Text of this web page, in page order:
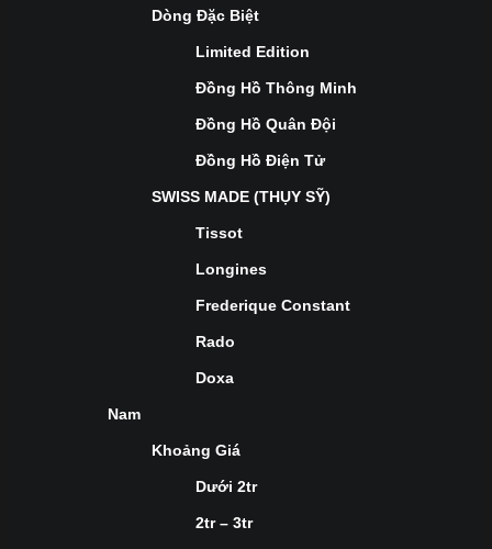
Dòng Đặc Biệt
Limited Edition
Đồng Hồ Thông Minh
Đồng Hồ Quân Đội
Đồng Hồ Điện Tử
SWISS MADE (THỤY SỸ)
Tissot
Longines
Frederique Constant
Rado
Doxa
Nam
Khoảng Giá
Dưới 2tr
2tr – 3tr